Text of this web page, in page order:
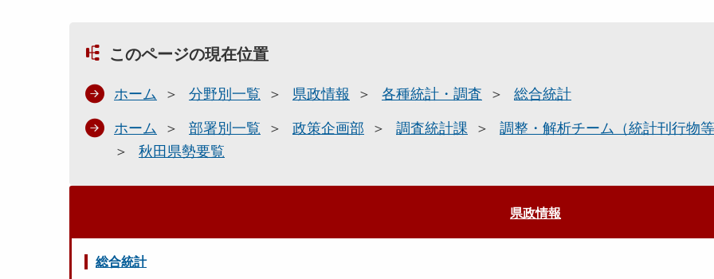
このページの現在位置
ホーム 分野別一覧 県政情報 各種統計・調査 総合統計
ホーム 部署別一覧 政策企画部 調査統計課
調整・解析チーム（統計刊行物
秋田県勢要覧
県政情報
総合統計